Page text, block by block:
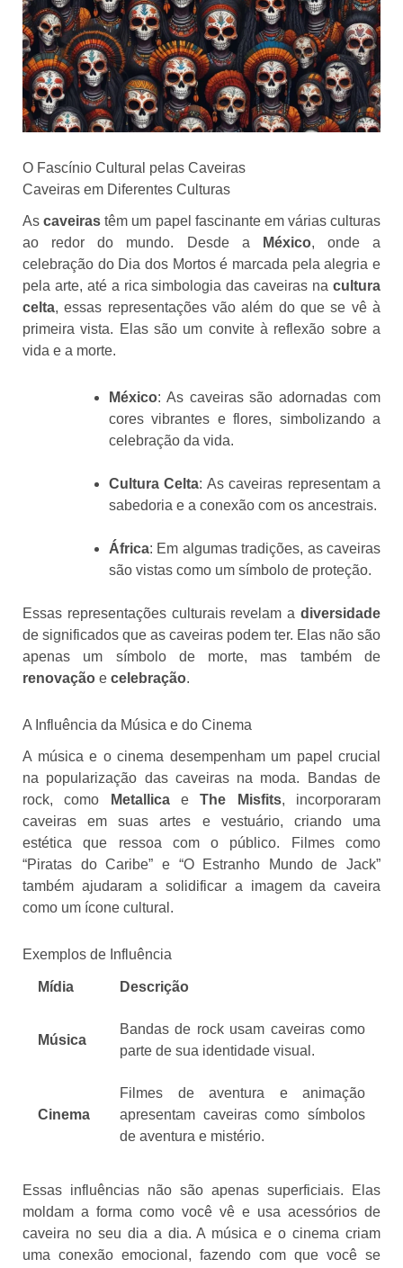
O Fascínio Cultural pelas Caveiras
Caveiras em Diferentes Culturas
Ascaveiras têm um papel fascinante em várias culturas
ao redor do mundo. Desde a
México, onde a
celebração do Dia dos Mortos é marcada pela alegria e
pela arte, até a rica simbologia das caveiras na cultura
celta, essas representações vão além do que se vê à
primeira vista. Elas são um convite à reflexão sobre a
vida e a morte.
México: As caveiras são adornadas com
cores vibrantes e flores, simbolizando a
celebração da vida.
Cultura Celta: As caveiras representam a
sabedoria e a conexão com os ancestrais.
África: Em algumas tradições, as caveiras
são vistas como um símbolo de proteção.
Essas representações culturais revelam a diversidade
de significados que as caveiras podem ter. Elas não são
apenas um símbolo de morte, mas também de
renovação e celebração.
A Influência da Música e do Cinema
A música e o cinema desempenham um papel crucial
na popularização das caveiras na moda. Bandas de
rock, como
MetallicaeThe Misfits, incorporaram
caveiras em suas artes e vestuário, criando uma
estética que ressoa com o público. Filmes como
“Piratas do Caribe” e “O Estranho Mundo de Jack”
também ajudaram a solidificar a imagem da caveira
como um ícone cultural.
Exemplos de Influência
Mídia Descrição
Música
Bandas de rock usam caveiras como
parte de sua identidade visual.
Cinema
Filmes de aventura e animação
apresentam caveiras como símbolos
de aventura e mistério.
Essas influências não são apenas superficiais. Elas
moldam a forma como você vê e usa acessórios de
caveira no seu dia a dia. A música e o cinema criam
uma conexão emocional, fazendo com que você se